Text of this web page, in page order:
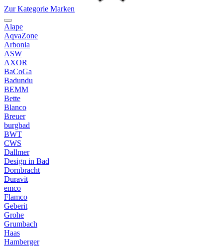
Zur Kategorie Marken
Alape
AqvaZone
Arbonia
ASW
AXOR
BaCoGa
Badundu
BEMM
Bette
Blanco
Breuer
burgbad
BWT
CWS
Dallmer
Design in Bad
Dornbracht
Duravit
emco
Flamco
Geberit
Grohe
Grumbach
Haas
Hamberger